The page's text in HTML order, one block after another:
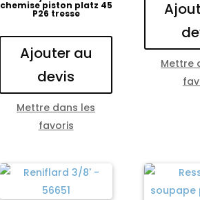
chemise piston platz 45
P26 tresse
Ajouter au
devis
Mettre dans les
favoris
Mettre